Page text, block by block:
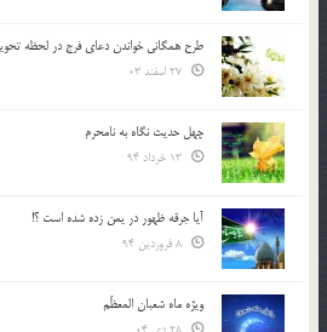
طرح همگانی خواندن دعای فرج در لحظه
چهل حدیث نگاه به نامحرم
آیا جرقه ظهور در یمن زده شده است ؟!
ویژه ماه شعبان المعظّم